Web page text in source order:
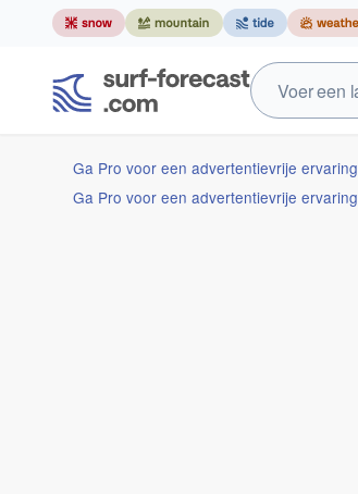
Ga Pro voor een advertentievrije ervaring
Ga Pro voor een advertentievrije ervaring